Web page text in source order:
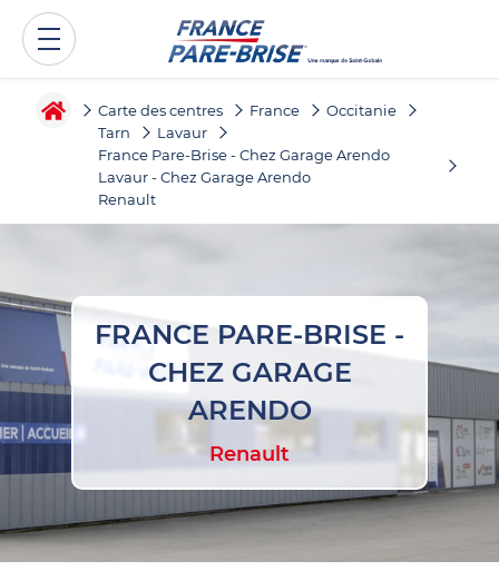
Carte des centres France
Occitanie
Tarn
Lavaur
France Pare-Brise - Chez Garage Arendo
Lavaur - Chez Garage Arendo
Renault
FRANCE PARE-BRISE -
CHEZ GARAGE
ARENDO
Renault